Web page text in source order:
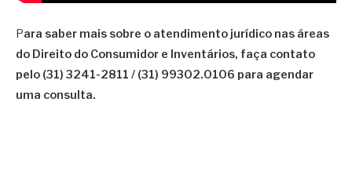
Para saber mais sobre o atendimento jurídico nas áreas
do Direito do Consumidor e Inventários, faça contato
pelo (31) 3241-2811 / (31) 99302.0106 para agendar
uma consulta.